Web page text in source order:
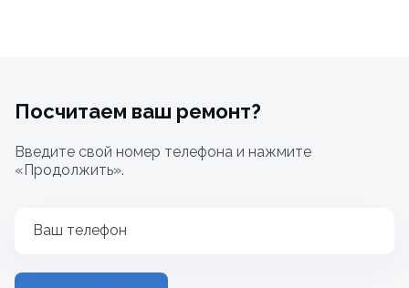
Посчитаем ваш ремонт?
Введите свой номер телефона и нажмите
«Продолжить».
Ваш телефон